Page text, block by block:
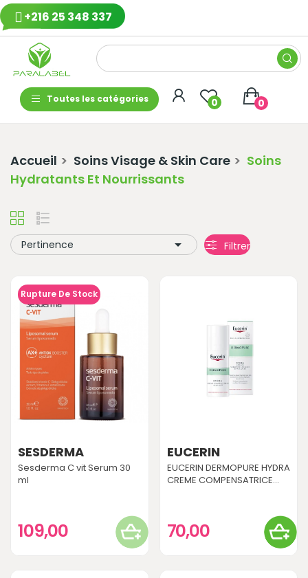
+216 25 348 337
Toutes les catégories 0 0
Accueil Soins Visage & Skin Care
Soins
Hydratants Et Nourrissants
Pertinence  Filtrer
Rupture De Stock
SESDERMA
Sesderma C vit Serum 30
ml
109,00
EUCERIN
EUCERIN DERMOPURE HYDRA
CREME COMPENSATRICE...
70,00